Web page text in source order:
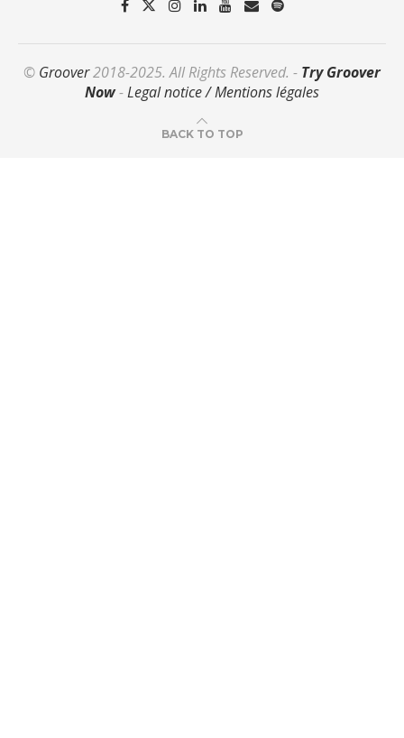
© Groover2018-2025. All Rights Reserved. - Try Groover
Now-Legal notice / Mentions légales
BACK TO TOP